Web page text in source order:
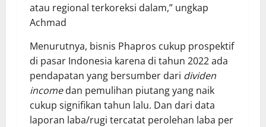
atau regional terkoreksi dalam,” ungkap
Achmad
Menurutnya, bisnis Phapros cukup prospektif
di pasar Indonesia karena di tahun 2022 ada
pendapatan yang bersumber dari dividen
incomedan pemulihan piutang yang naik
cukup signifikan tahun lalu. Dan dari data
laporan laba/rugi tercatat perolehan laba per